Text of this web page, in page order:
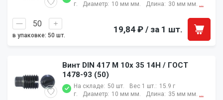
г.
Диаметр: 10 мм мм. Длина: 30 мм мм. ...
в упаковке: 50 шт.
19,84 ₽ / за 1 шт.
Винт DIN 417 M 10x 35 14H / ГОСТ
1478-93 (50)
На складе: 50 шт. Вес 1 шт.: 15.9 г
г.
Диаметр: 10 мм мм. Длина: 35 мм мм. ...